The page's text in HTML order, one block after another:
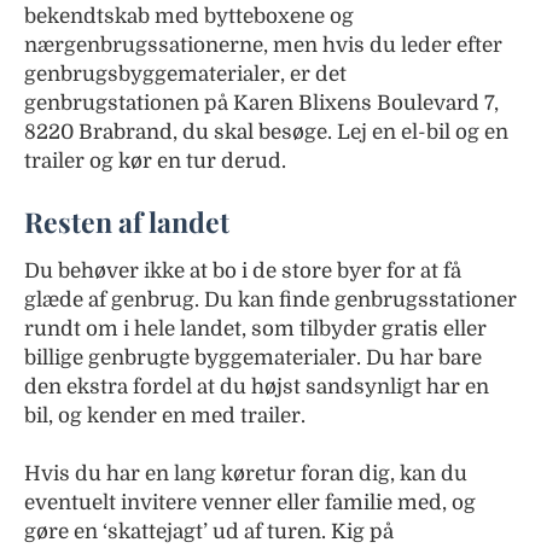
bekendtskab med bytteboxene og
nærgenbrugssationerne, men hvis du leder efter
genbrugsbyggematerialer, er det
genbrugstationen på Karen Blixens Boulevard 7,
8220 Brabrand, du skal besøge. Lej en el-bil og en
trailer og kør en tur derud.
Resten af landet
Du behøver ikke at bo i de store byer for at få
glæde af genbrug. Du kan finde genbrugsstationer
rundt om i hele landet, som tilbyder gratis eller
billige genbrugte byggematerialer. Du har bare
den ekstra fordel at du højst sandsynligt har en
bil, og kender en med trailer.
Hvis du har en lang køretur foran dig, kan du
eventuelt invitere venner eller familie med, og
gøre en ‘skattejagt’ ud af turen. Kig på